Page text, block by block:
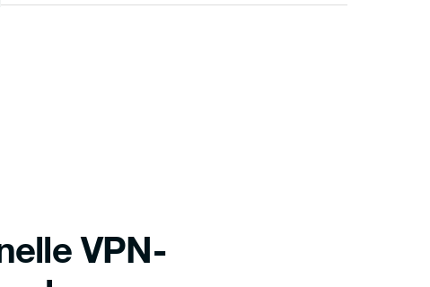
VPN-